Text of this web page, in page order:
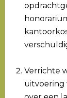
Verrichte
uitvoering